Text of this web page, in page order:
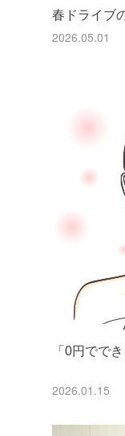
春ドライブ
2026.05.01
「0円でで
2026.01.15